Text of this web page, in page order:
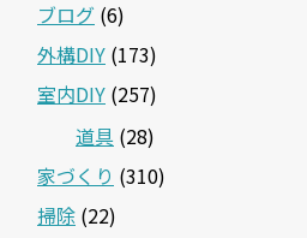
ブログ (6)
外構DIY (173)
室内DIY (257)
道具 (28)
家づくり (310)
掃除 (22)